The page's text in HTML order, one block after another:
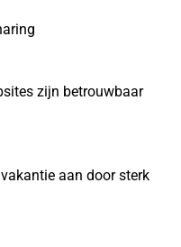
zijn betrouwbaar
aan door sterk